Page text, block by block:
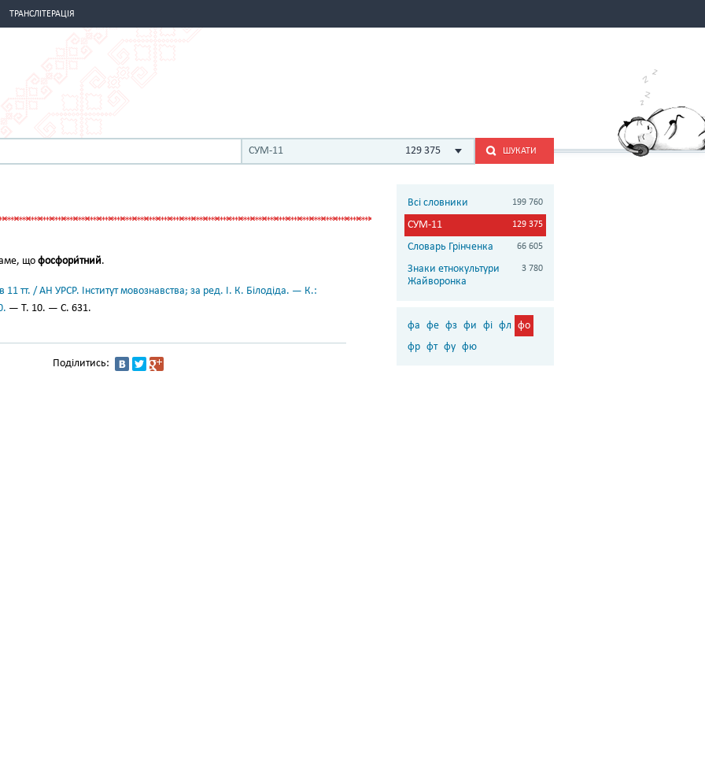
ТРАНСЛІТЕРАЦІЯ
СУМ-11 129 375 ШУКАТИ
щофосфори́тний.
11 тт. / АН УРСР. Інститут мовознавства; за ред. І. К. Білодіда. — К.:
— Т. 10. — С. 631.
Поділитись:
Всі словники 199 760
СУМ-11 129 375
Словарь Грінченка 66 605
Знаки етнокультури
Жайворонка
3 780
фа фе фз фи фі фл фо
фр фт фу фю